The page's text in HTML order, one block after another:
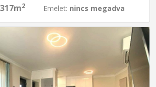
2
Emelet: nincs megadva